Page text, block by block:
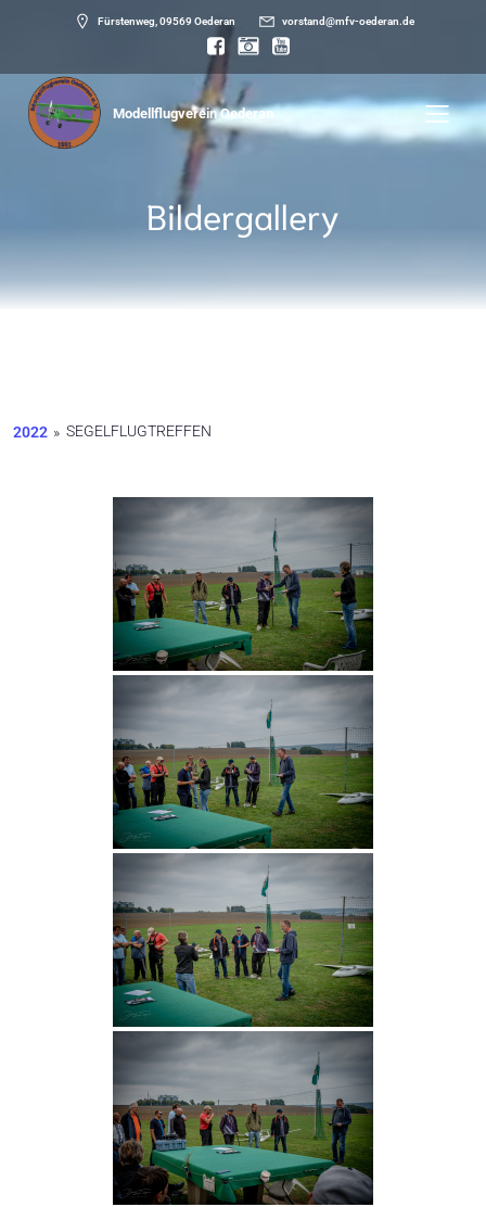
Fürstenweg, 09569 Oederan vorstand@mfv-oederan.de
Modellflugverein Oederan
Bildergallery
2022 » SEGELFLUGTREFFEN